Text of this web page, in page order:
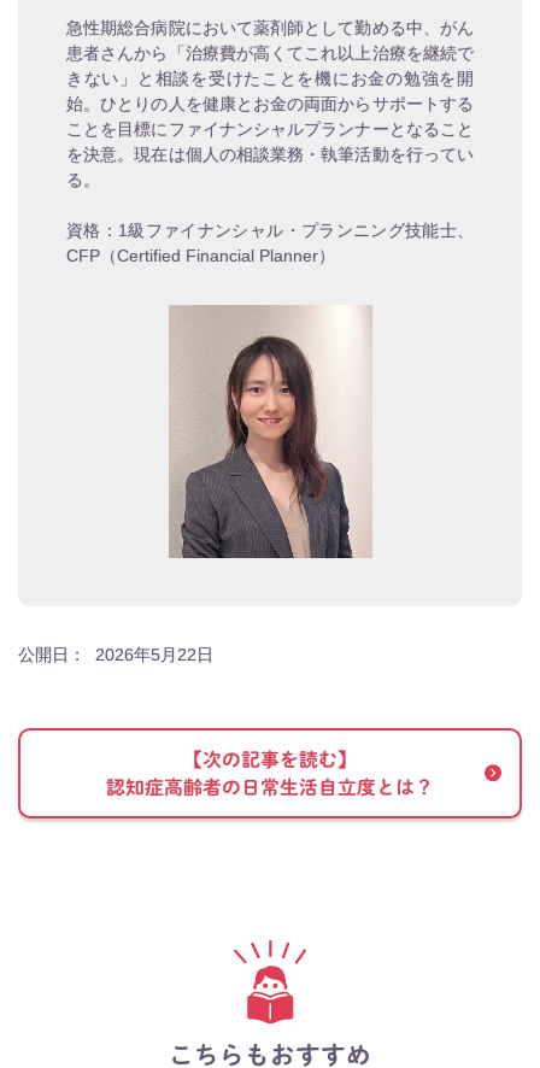
急性期総合病院において薬剤師として勤める中、がん
患者さんから「治療費が高くてこれ以上治療を継続で
きない」と相談を受けたことを機にお金の勉強を開
始。ひとりの人を健康とお金の両面からサポートする
ことを目標にファイナンシャルプランナーとなること
を決意。現在は個人の相談業務・執筆活動を行ってい
る。
資格：1級ファイナンシャル・プランニング技能士、
CFP（Certified Financial Planner）
公開日： 2026年5月22日
【次の記事を読む】
認知症高齢者の日常生活自立度とは？
こちらもおすすめ